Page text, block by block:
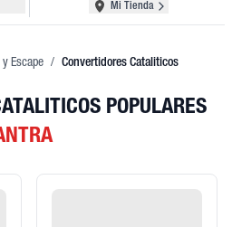
Mi Tienda
y Escape / Convertidores Cataliticos
POPULARES